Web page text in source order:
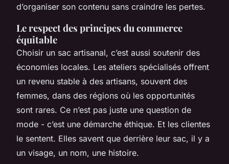
d’organiser son contenu sans craindre les pertes.
Le respect des principes du commerce
équitable
Choisir un sac artisanal, c’est aussi soutenir des
économies locales. Les ateliers spécialisés offrent
un revenu stable à des artisans, souvent des
femmes, dans des régions où les opportunités
sont rares. Ce n’est pas juste une question de
mode - c’est une démarche éthique. Et les clientes
le sentent. Elles savent que derrière leur sac, il y a
un visage, un nom, une histoire.